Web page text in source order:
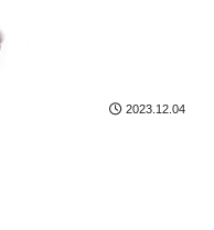
2023.12.04